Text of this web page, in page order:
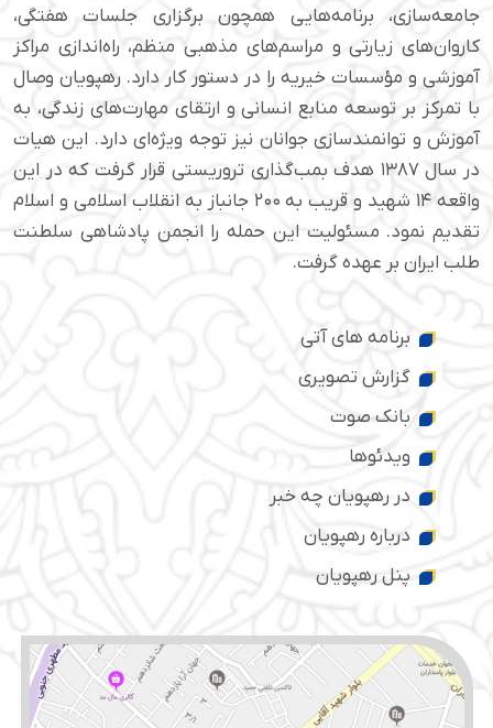
جامعه‌سازی، برنامه‌هایی همچون برگزاری جلسات هفتگی،
کاروان‌های زیارتی و مراسم‌های مذهبی منظم، راه‌اندازی مراکز
آموزشی و مؤسسات خیریه را در دستور کار دارد. رهپویان وصال
با تمرکز بر توسعه منابع انسانی و ارتقای مهارت‌های زندگی، به
آموزش و توانمندسازی جوانان نیز توجه ویژه‌ای دارد. این هیات
در سال ۱۳۸۷ هدف بمب‌گذاری تروریستی قرار گرفت که در این
واقعه ۱۴ شهید و قریب به ۲۰۰ جانباز به انقلاب اسلامی و اسلام
تقدیم نمود. مسئولیت این حمله را انجمن پادشاهی سلطنت
طلب ایران بر عهده گرفت.
برنامه های آتی
گزارش تصویری
بانک صوت
ویدئوها
در رهپویان چه خبر
درباره رهپویان
پنل رهپویان